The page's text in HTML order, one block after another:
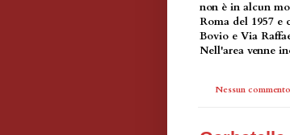
non è in alcun
Roma del 1957 e
Bovio e Via
Nell'area venne
Nessun